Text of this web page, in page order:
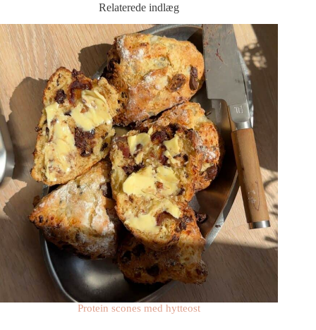
Relaterede indlæg
Protein scones med hytteost